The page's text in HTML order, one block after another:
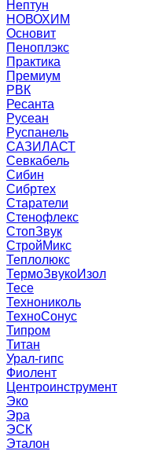
Нептун
НОВОХИМ
Основит
Пеноплэкс
Практика
Премиум
РВК
Ресанта
Русеан
Руспанель
САЗИЛАСТ
Севкабель
Сибин
Сибртех
Старатели
Стенофлекс
СтопЗвук
СтройМикс
Теплолюкс
ТермоЗвукоИзол
Тесе
Технониколь
ТехноСонус
Типром
Титан
Урал-гипс
Фиолент
Центроинструмент
Эко
Эра
ЭСК
Эталон